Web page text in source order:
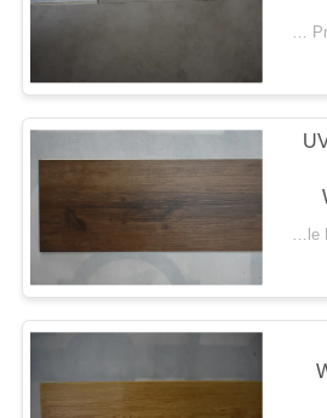
وینیل
Price negotiable MOQ:500 متر مربع
Price negotiable MOQ:500 square meters